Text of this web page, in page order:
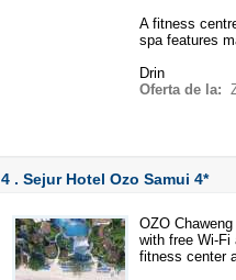
A fitness
spa features
Drin
Oferta de la:
4 . Sejur Hotel Ozo Samui 4*
OZO
with free Wi-Fi
fitness center